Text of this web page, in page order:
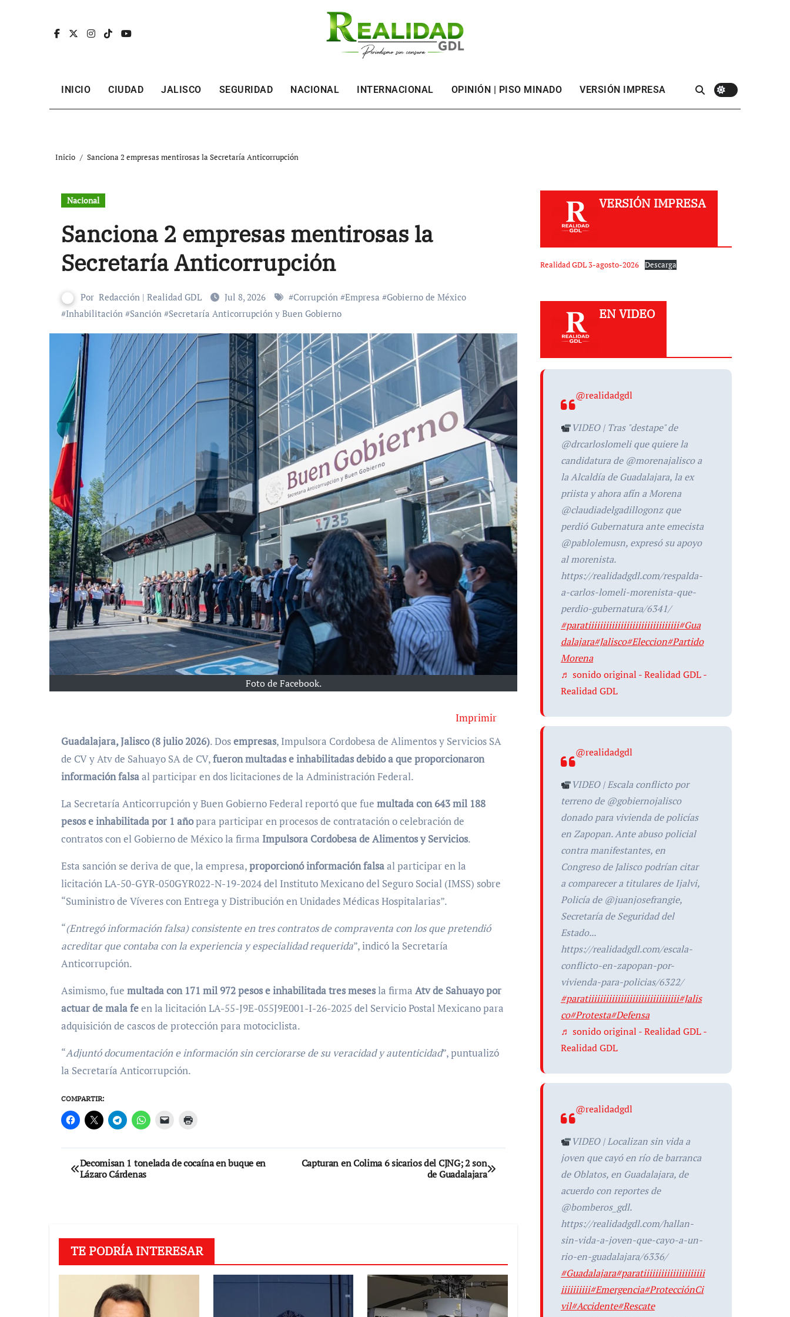
INICIO CIUDAD JALISCO SEGURIDAD NACIONAL INTERNACIONAL OPINIÓN | PISO MINADO VERSIÓN IMPRESA
Inicio Sanciona 2 empresas mentirosas la Secretaría Anticorrupción
Nacional
Sanciona 2 empresas mentirosas la
Secretaría Anticorrupción
Por Redacción | Realidad GDL Jul 8, 2026 #Corrupción #Empresa #Gobierno de México
#Inhabilitación #Sanción #Secretaría Anticorrupción y Buen Gobierno
Foto de Facebook.
Imprimir
Guadalajara, Jalisco (8 julio 2026). Dosempresas, Impulsora Cordobesa de Alimentos y Servicios SA
de CV y Atv de Sahuayo SA de CV,fueron multadas e inhabilitadas debido a que proporcionaron
información falsaal participar en dos licitaciones de la Administración Federal.
La Secretaría Anticorrupción y Buen Gobierno Federal reportó que fue multada con 643 mil 188
pesos e inhabilitada por 1 añopara participar en procesos de contratación o celebración de
contratos con el Gobierno de México la firma Impulsora Cordobesa de Alimentos y Servicios.
Esta sanción se deriva de que, la empresa,proporcionó información falsaal participar en la
licitación LA-50-GYR-050GYR022-N-19-2024 del Instituto Mexicano del Seguro Social (IMSS) sobre
“Suministro de Víveres con Entrega y Distribución en Unidades Médicas Hospitalarias”.
“(Entregó información falsa) consistente en tres contratos de compraventa con los que pretendió
acreditar que contaba con la experiencia y especialidad requerida”, indicó la Secretaría
Anticorrupción.
Asimismo, fue multada con 171 mil 972 pesos e inhabilitada tres mesesla firma Atv de Sahuayo por
actuar de mala feen la licitación LA-55-J9E-055J9E001-I-26-2025 del Servicio Postal Mexicano para
adquisición de cascos de protección para motociclista.
“Adjuntó documentación e información sin cerciorarse de su veracidad y autenticidad”, puntualizó
la Secretaría Anticorrupción.
COMPARTIR:
Navegación
de
Decomisan 1 tonelada de cocaína en buque en
Lázaro Cárdenas
Capturan en Colima 6 sicarios del CJNG; 2 son
de Guadalajara
TE PODRÍA INTERESAR
VERSIÓN IMPRESA
Realidad GDL 3-agosto-2026 Descarga
EN VIDEO
@realidadgdl
VIDEO | Tras "destape" de
@drcarloslomeli que quiere la
candidatura de @morenajalisco a
la Alcaldía de Guadalajara, la ex
priista y ahora afín a Morena
@claudiadelgadillogonz que
perdió Gubernatura ante emecista
@pablolemusn, expresó su apoyo
al morenista.
https://realidadgdl.com/respalda-
a-carlos-lomeli-morenista-que-
perdio-gubernatura/6341/
#paratiiiiiiiiiiiiiiiiiiiiiiiiiiiiiii#Gua
dalajara#Jalisco#Eleccion#Partido
Morena
♬ sonido original - Realidad GDL -
Realidad GDL
@realidadgdl
VIDEO | Escala conflicto por
terreno de @gobiernojalisco
donado para vivienda de policías
en Zapopan. Ante abuso policial
contra manifestantes, en
Congreso de Jalisco podrían citar
a comparecer a titulares de Ijalvi,
Policía de @juanjosefrangie,
Secretaría de Seguridad del
Estado...
https://realidadgdl.com/escala-
conflicto-en-zapopan-por-
vivienda-para-policias/6322/
#paratiiiiiiiiiiiiiiiiiiiiiiiiiiiiiii#Jalis
co#Protesta#Defensa
♬ sonido original - Realidad GDL -
Realidad GDL
@realidadgdl
VIDEO | Localizan sin vida a
joven que cayó en río de barranca
de Oblatos, en Guadalajara, de
acuerdo con reportes de
@bomberos_gdl.
https://realidadgdl.com/hallan-
sin-vida-a-joven-que-cayo-a-un-
rio-en-guadalajara/6336/
#Guadalajara#paratiiiiiiiiiiiiiiiiiiiii
iiiiiiiiii#Emergencia#ProtecciónCi
vil#Accidente#Rescate